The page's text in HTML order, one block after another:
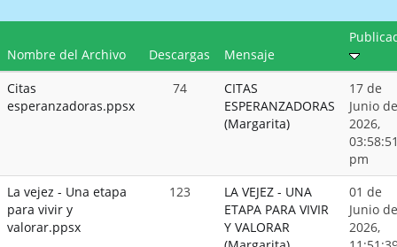
Nombre del Archivo Descargas Mensaje
Citas
esperanzadoras.ppsx
74
CITAS
ESPERANZADORAS
(Margarita)
17 de
Junio de
2026,
pm
La vejez - Una etapa
para vivir y
valorar.ppsx
123
LA VEJEZ - UNA
ETAPA PARA VIVIR
Y VALORAR
01 de
Junio de
2026,